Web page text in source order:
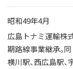
昭和49年4月
広島トナミ運輸株
期路線事業継承。
横川駅、西広島駅